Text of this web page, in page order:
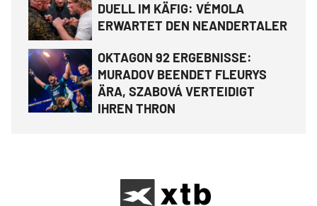
DUELL IM KÄFIG: VÉMOLA
ERWARTET DEN NEANDERTALER
OKTAGON 92 ERGEBNISSE:
MURADOV BEENDET FLEURYS
ÄRA, SZABOVÁ VERTEIDIGT
IHREN THRON